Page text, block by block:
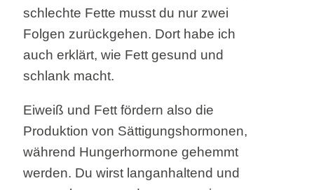
schlechte Fette musst du nur zwei
Folgen zurückgehen. Dort habe ich
auch erklärt, wie Fett gesund und
schlank macht.
Eiweiß und Fett fördern also die
Produktion von Sättigungshormonen,
während Hungerhormone gehemmt
werden. Du wirst langanhaltend und